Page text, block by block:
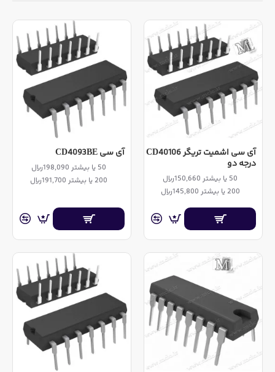
آی سی اشمیت تریگر CD40106
درجه دو
50 یا بیشتر 150,660ریال
200 یا بیشتر 145,800ریال
آی سی CD4093BE
50 یا بیشتر 198,090ریال
200 یا بیشتر 191,700ریال